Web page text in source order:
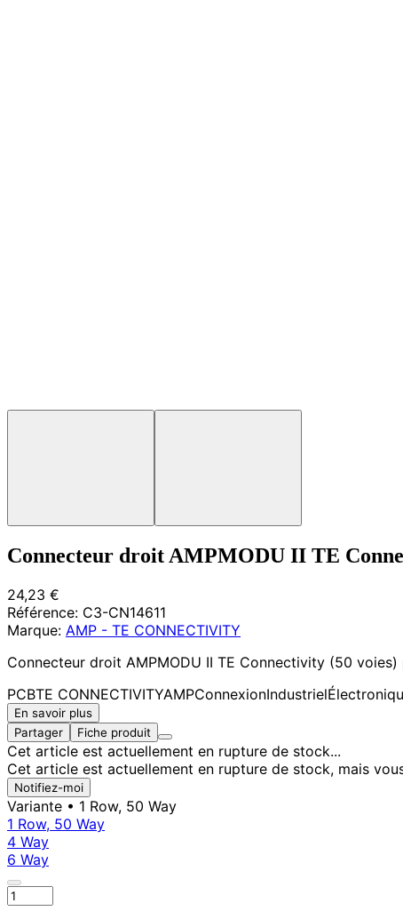
Connecteur droit AMPMODU II TE
24,23 €
Référence: C3-CN14611
Marque: AMP - TE CONNECTIVITY
Connecteur droit AMPMODU II TE Connectivity (50
PCBTE CONNECTIVITYAMPConnexionIndustriel
En savoir plus
Partager
Fiche produit
Cet article est actuellement en rupture de stock...
Cet article est actuellement en rupture de stock, mais
Notifiez-moi
Variante • 1 Row, 50 Way
1 Row, 50 Way
4 Way
6 Way